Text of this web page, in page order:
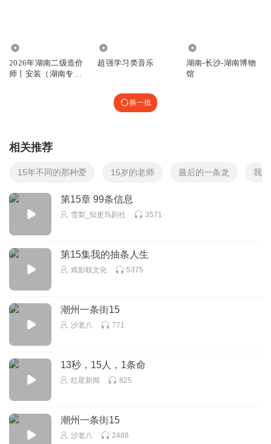
2026年湖南二级造价
师丨安装（湖南专
超强学习类音乐
湖南-长沙-湖南博物
馆
换一批
相关推荐
15年不同的那种爱 15岁的老师 最后的一条龙 我
第15章 99条信息
雪梨_知更鸟剧社 3571
第15集我的抽条人生
戏影联文化 5375
潮州一条街15
沙老八 771
13秒，15人，1条命
红星新闻 825
潮州一条街15
沙老八 2488